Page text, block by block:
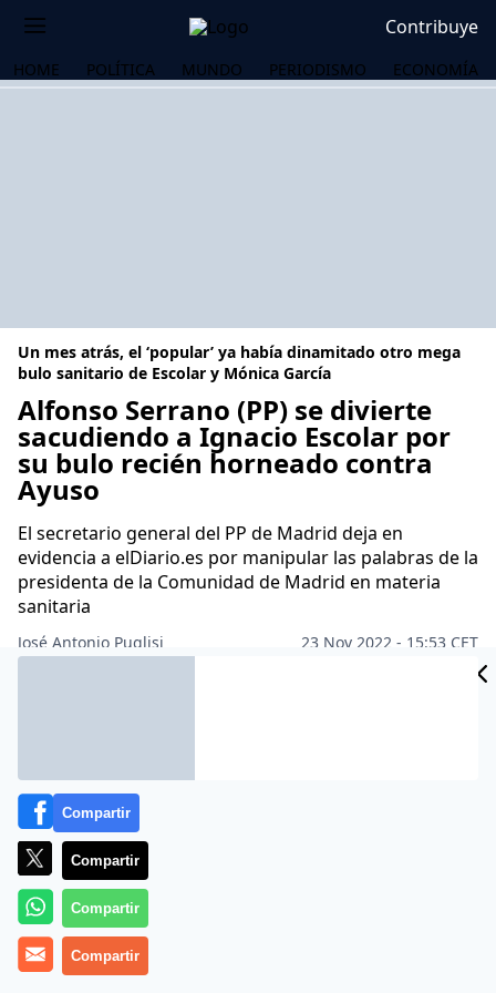
Contribuye
HOME POLÍTICA MUNDO PERIODISMO ECONOMÍA
Un mes atrás, el ‘popular’ ya había dinamitado otro mega
bulo sanitario de Escolar y Mónica García
Alfonso Serrano (PP) se divierte
sacudiendo a Ignacio Escolar por
su bulo recién horneado contra
Ayuso
El secretario general del PP de Madrid deja en
evidencia a elDiario.es por manipular las palabras de la
presidenta de la Comunidad de Madrid en materia
sanitaria
José Antonio Puglisi
23 Nov 2022 - 15:53 CET
IGNACIO
Compartir
Compartir
Compartir
Compartir